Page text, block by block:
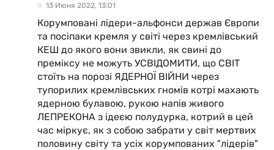
13 Июня 2022, 13:01
Корумповані лідери-альфонси держав Європи
та посіпаки кремля у світі через кремлівський
КЕШ до якого вони звикли, як свині до
преміксу не можуть УСВІДОМИТИ, що СВІТ
стоїть на порозі ЯДЕРНОЇ ВІЙНИ через
тупорилих кремлівських гномів котрі махають
ядерною булавою, рукою напів живого
ЛЕПРЕКОНА з ідеєю полудурка, котрий в цей
час міркує, як з собою забрати у світ мертвих
половину світу та усіх корумпованих "лідерів"